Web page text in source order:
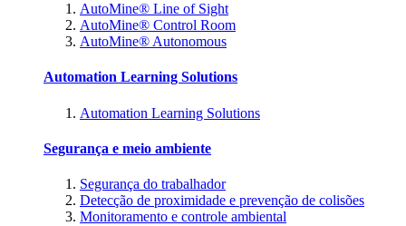
AutoMine® Line of Sight
AutoMine® Control Room
AutoMine® Autonomous
Automation Learning Solutions
Automation Learning Solutions
Segurança e meio ambiente
Segurança do trabalhador
Detecção de proximidade e prevenção de colisões
Monitoramento e controle ambiental